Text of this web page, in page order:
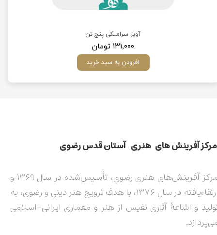
آویز سرامیکی پنج تن
۱۳۱,۰۰۰ تومان
افزودن به سبد خرید
مركز آفرينش های هنری آستان قدس رضوی​​​​​​​​​​​​​​
مرکز آفرینش‌های هنری رضوی، تأسیس‌شده در سال ۱۳۶۹ و
ارتقاءیافته در سال ۱۳۷۶، با هدف ترویج هنر دینی و رضوی، به
و اشاعۀ آثاری نفیس از هنر و معماری ایرانی-اسلامی